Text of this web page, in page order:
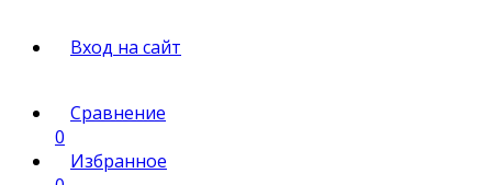
Вход на сайт
Сравнение
0
Избранное